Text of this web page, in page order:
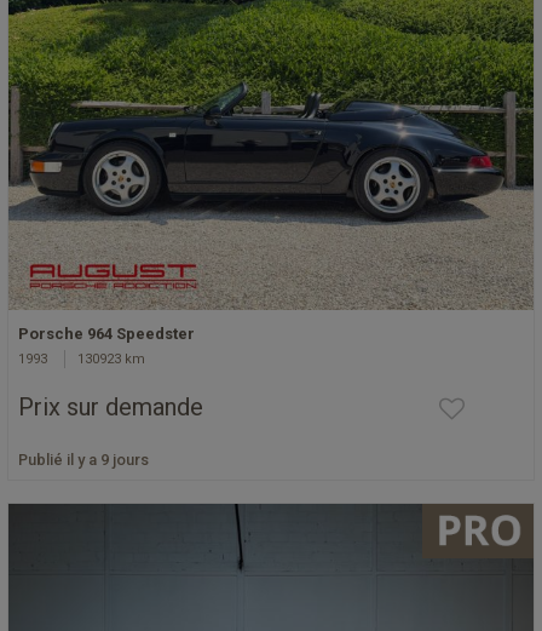
Porsche 964 Speedster
1993 130923 km
Prix sur demande
Publié il y a 9 jours